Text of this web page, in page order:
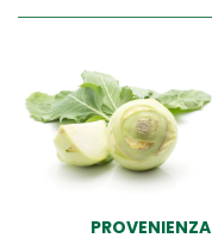
PROVENIENZA